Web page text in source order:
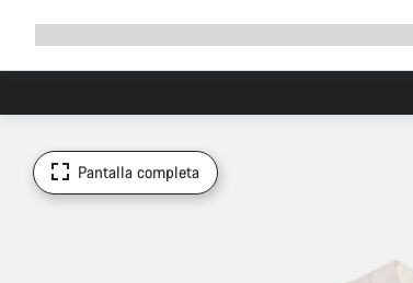
Pantalla completa